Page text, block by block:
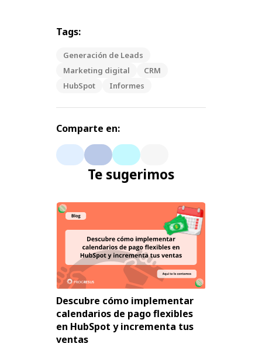
Tags:
Generación de Leads
Marketing digital
CRM
HubSpot
Informes
Comparte en:
Te sugerimos
Descubre cómo implementar
calendarios de pago flexibles
en HubSpot y incrementa tus
ventas